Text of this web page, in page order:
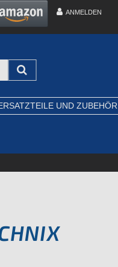
ANMELDEN
UND ZUBEHÖR